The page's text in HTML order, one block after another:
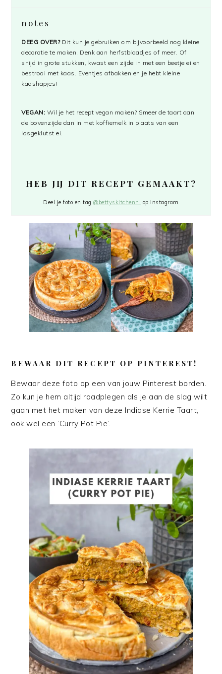
notes
DEEG OVER?Dit kun je gebruiken om bijvoorbeeld nog kleine
decoratie te maken. Denk aan herfstblaadjes of meer. Of
snijd in grote stukken, kwast een zijde in met een beetje ei en
bestrooi met kaas. Eventjes afbakken en je hebt kleine
kaashapjes!
VEGAN: Wil je het recept vegan maken? Smeer de taart aan
de bovenzijde dan in met koffiemelk in plaats van een
losgeklutst ei.
HEB JIJ DIT RECEPT GEMAAKT?
Deel je foto en tag@bettyskitchennl op Instagram
BEWAAR DIT RECEPT OP PINTEREST!
Bewaar deze foto op een van jouw Pinterest borden.
Zo kun je hem altijd raadplegen als je aan de slag wilt
gaan met het maken van deze Indiase Kerrie Taart,
ook wel een ‘Curry Pot Pie’.